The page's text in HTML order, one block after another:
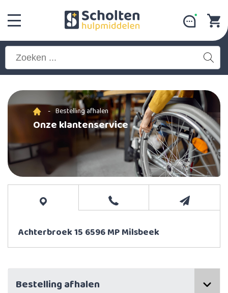
- Bestelling afhalen
Onze klantenservice
Achterbroek 15 6596 MP Milsbeek
Bestelling afhalen